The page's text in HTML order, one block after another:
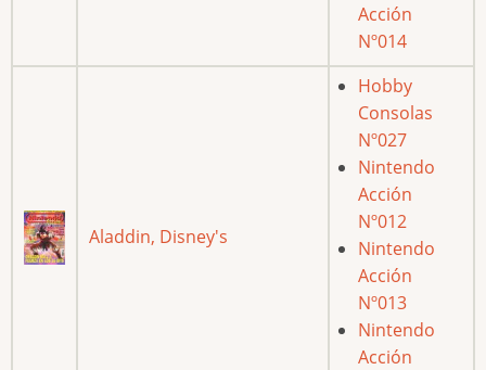
Acción
Nº014
Aladdin, Disney's
Hobby
Consolas
Nº027
Nintendo
Acción
Nº012
Nintendo
Acción
Nº013
Nintendo
Acción